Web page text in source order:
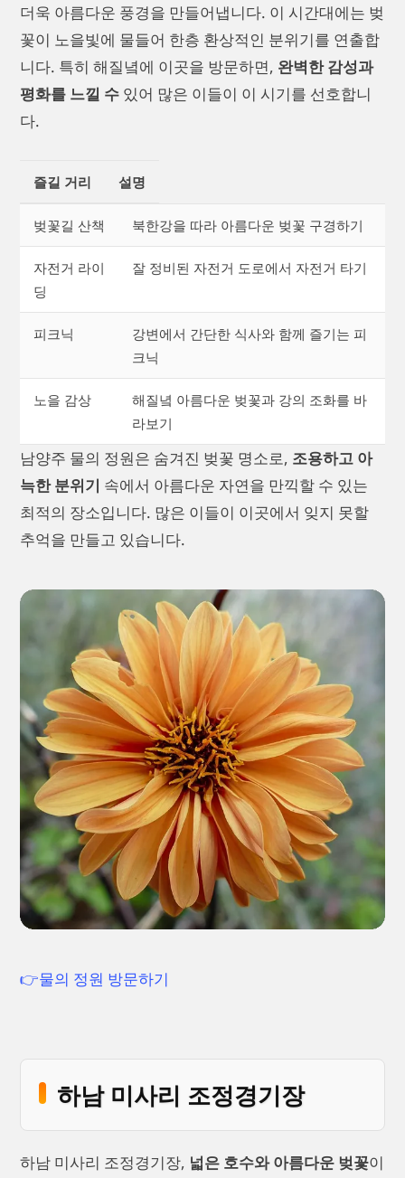
더욱 아름다운 풍경을 만들어냅니다. 이 시간대에는 벚
꽃이 노을빛에 물들어 한층 환상적인 분위기를 연출합
니다. 특히 해질녘에 이곳을 방문하면, 완벽한 감성과
평화를 느낄 수 있어 많은 이들이 이 시기를 선호합니
다.
즐길 거리 설명
벚꽃길 산책 북한강을 따라 아름다운 벚꽃 구경하기
자전거 라이
딩
잘 정비된 자전거 도로에서 자전거 타기
피크닉
강변에서 간단한 식사와 함께 즐기는 피
크닉
노을 감상
해질녘 아름다운 벚꽃과 강의 조화를 바
라보기
남양주 물의 정원은 숨겨진 벚꽃 명소로, 조용하고 아
늑한 분위기 속에서 아름다운 자연을 만끽할 수 있는
최적의 장소입니다. 많은 이들이 이곳에서 잊지 못할
추억을 만들고 있습니다.
👉물의 정원 방문하기
하남 미사리 조정경기장
하남 미사리 조정경기장, 넓은 호수와 아름다운 벚꽃이